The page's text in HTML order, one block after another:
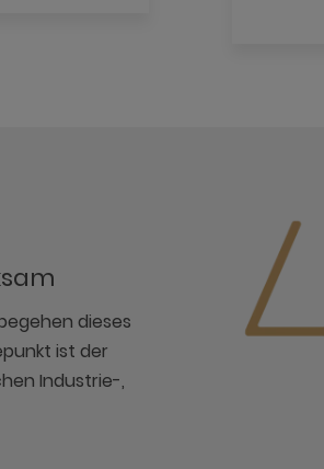
dieses
ist der
Industrie-,